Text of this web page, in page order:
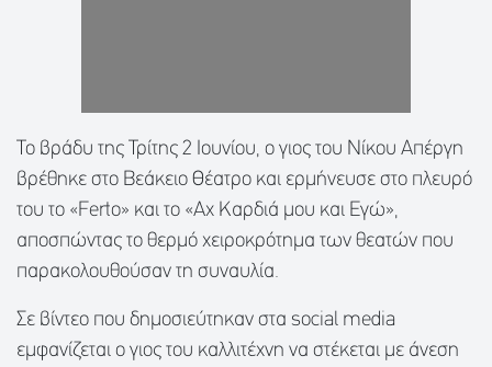
Το βράδυ της Τρίτης 2 Ιουνίου, ο γιος του Νίκου Απέργη
βρέθηκε στο Βεάκειο Θέατρο και ερμήνευσε στο πλευρό
του το «Ferto» και το «Αχ Καρδιά μου και Εγώ»,
αποσπώντας το θερμό χειροκρότημα των θεατών που
παρακολουθούσαν τη συναυλία.
Σε βίντεο που δημοσιεύτηκαν στα social media
εμφανίζεται ο γιος του καλλιτέχνη να στέκεται με άνεση